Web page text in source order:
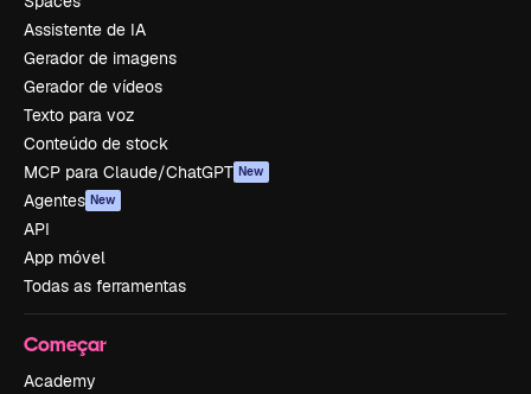
Assistente de IA
Gerador de imagens
Gerador de vídeos
Texto para voz
Conteúdo de stock
MCP para Claude/ChatGPT New
Agentes New
API
App móvel
Todas as ferramentas
Começar
Academy